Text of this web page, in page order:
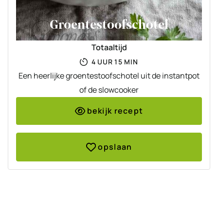
Groentestoofschotel
Totaaltijd
4 UUR
UUR 15MINUTEN
MIN
Een heerlijke groentestoofschotel uit de instantpot
of de slowcooker
bekijk recept
opslaan